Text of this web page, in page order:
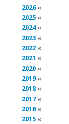
2026
2025
2024
2023
2022
2021
2020
2019
2018
2017
2016
2015